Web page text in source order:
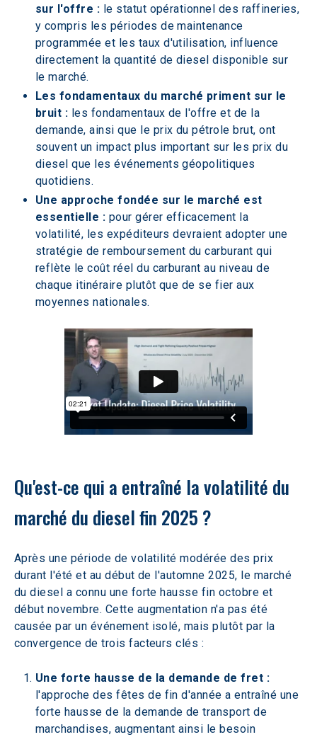
sur l'offre : le statut opérationnel des raffineries,
y compris les périodes de maintenance
programmée et les taux d'utilisation, influence
directement la quantité de diesel disponible sur
le marché.
Les fondamentaux du marché priment sur le
bruit : les fondamentaux de l'offre et de la
demande, ainsi que le prix du pétrole brut, ont
souvent un impact plus important sur les prix du
diesel que les événements géopolitiques
quotidiens.
Une approche fondée sur le marché est
essentielle : pour gérer efficacement la
volatilité, les expéditeurs devraient adopter une
stratégie de remboursement du carburant qui
reflète le coût réel du carburant au niveau de
chaque itinéraire plutôt que de se fier aux
moyennes nationales.
Qu'est-ce qui a entraîné la volatilité du
marché du diesel fin 2025 ?
Après une période de volatilité modérée des prix
durant l'été et au début de l'automne 2025, le marché
du diesel a connu une forte hausse fin octobre et
début novembre. Cette augmentation n'a pas été
causée par un événement isolé, mais plutôt par la
convergence de trois facteurs clés :
Une forte hausse de la demande de fret :
l'approche des fêtes de fin d'année a entraîné une
forte hausse de la demande de transport de
marchandises, augmentant ainsi le besoin